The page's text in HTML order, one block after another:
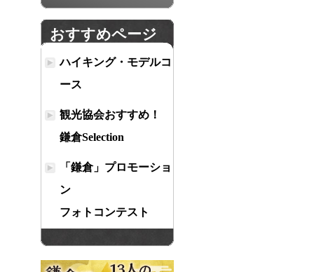
おすすめページ
ハイキング・モデルコ
ース
観光協会おすすめ！
鎌倉Selection
「鎌倉」プロモーショ
ン
フォトコンテスト